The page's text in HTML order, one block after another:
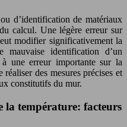
d’identification de matériaux
calcul. Une légère erreur sur
modifier significativement la
mauvaise identification d’un
une erreur importante sur la
des mesures précises et
constitutifs du mur.
la température: facteurs